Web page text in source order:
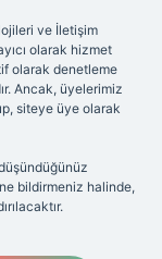
ve İletişim
olarak hizmet
olarak denetleme
Ancak, üyelerimiz
siteye üye olarak
bildirmeniz halinde,